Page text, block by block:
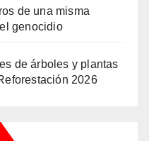
de una misma
genocidio
de árboles y plantas
2026